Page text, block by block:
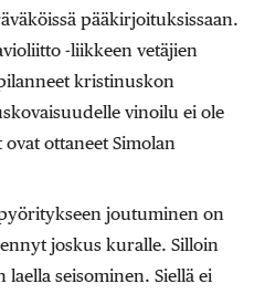
pääkirjoituksissaan.
-liikkeen vetäjien
kristinuskon
vinoilu ei ole
ottaneet Simolan
joutuminen on
joskus kuralle. Silloin
seisominen. Siellä ei